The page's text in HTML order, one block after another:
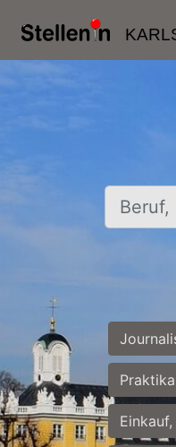
Beruf,